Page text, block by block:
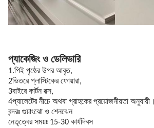
প্যাকেজিং ও ডেলিভারি
1.পিই পৃষ্ঠের উপর আবৃত,
2ভিতরে প্লাস্টিকের ফোয়ারা,
3বাইরে কার্টন বক্স,
4প্যালেটের নীচে অথবা গ্রাহকের প্রয়োজনীয়তা অনুযায়ী।
বন্দরঃ গুয়াংঝো ও শেনঝেন
নেতৃত্বের সময়ঃ 15-30 কার্যদিবস